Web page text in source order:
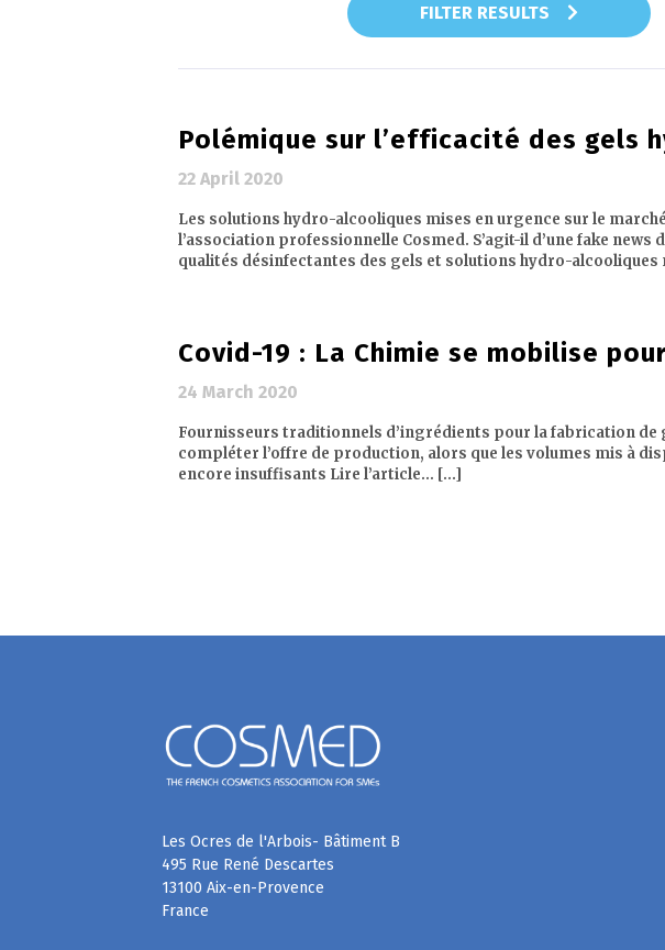
FILTER RESULTS
Polémique sur l’efficacité des gels
22 April 2020
Les solutions hydro-alcooliques mises en urgence sur le
l’association professionnelle Cosmed. S’agit-il d’une fake
qualités désinfectantes des gels et solutions hydro-alcooliques
Covid-19 : La Chimie se mobilise
24 March 2020
Fournisseurs traditionnels d’ingrédients pour la fabrication
compléter l’offre de production, alors que les volumes mis à
encore insuffisants Lire l’article… [...]
Les Ocres de l'Arbois- Bâtiment B
495 Rue René Descartes
13100 Aix-en-Provence
France